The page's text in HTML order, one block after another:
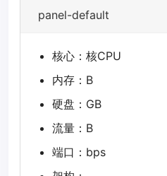
panel-default
核心：核CPU
内存：B
硬盘：GB
流量：B
端口：bps